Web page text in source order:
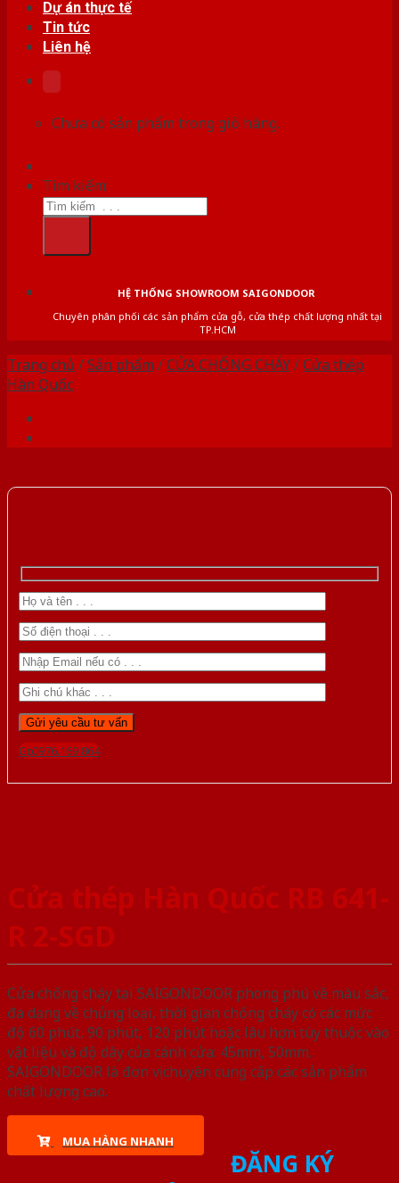
Dự án thực tế
Tin tức
Liên hệ
Chưa có sản phẩm trong giỏ hàng.
Tìm kiếm:
HỆ THỐNG SHOWROOM SAIGONDOOR
Chuyên phân phối các sản phẩm cửa gỗ, cửa thép chất lượng nhất tại
TP.HCM
Trang chủ /Sản phẩm /CỬA CHỐNG CHÁY/Cửa thép
Hàn Quốc
Gọi 0976.169.864
Cửa thép Hàn Quốc RB 641-
R 2-SGD
Cửa chống cháy tại SAIGONDOOR phong phú về màu sắc,
đa dạng về chủng loại, thời gian chống cháy có các mức
độ 60 phút, 90 phút, 120 phút hoặc lâu hơn tùy thuộc vào
vật liệu và độ dày của cánh cửa: 45mm, 50mm.
SAIGONDOOR là đơn vị chuyên cung cấp các sản phẩm
chất lượng cao.
MUA HÀNG NHANH
ĐĂNG KÝ